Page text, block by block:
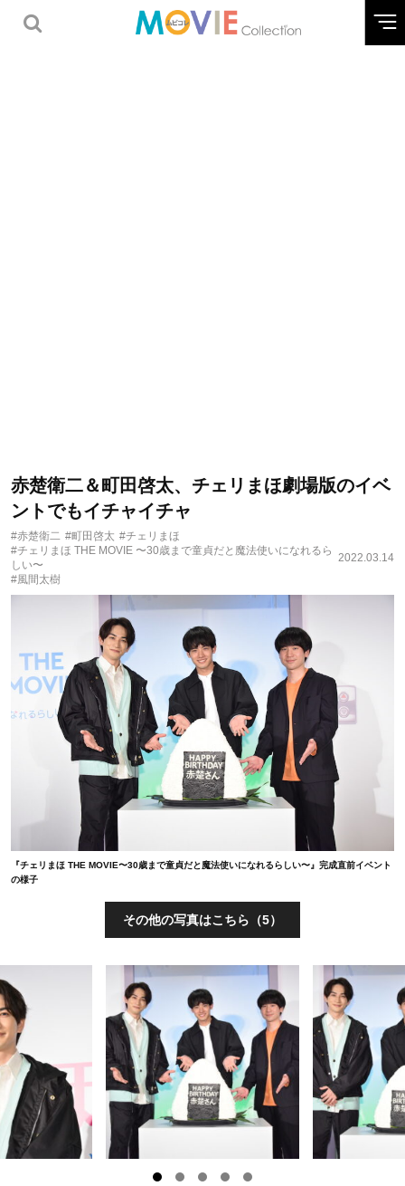
赤楚衛二＆町田啓太、チェリまほ劇場版のイベ
ントでもイチャイチャ
#赤楚衛二 #町田啓太 #チェリまほ
#チェリまほ THE MOVIE 〜30歳まで童貞だと魔法使いになれるら
しい〜
#風間太樹
2022.03.14
『チェリまほ THE MOVIE〜30歳まで童貞だと魔法使いになれるらしい〜』完成直前イベント
の様子
その他の写真はこちら（5）